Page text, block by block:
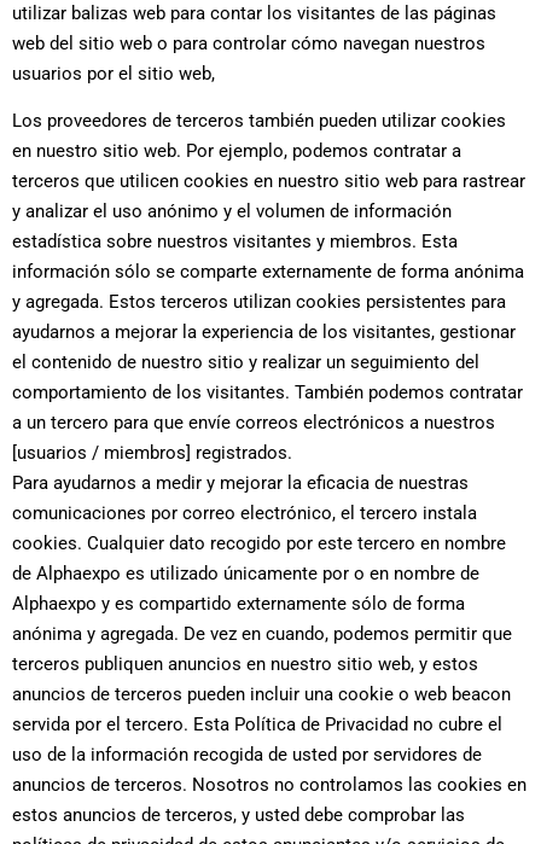
utilizar balizas web para contar los visitantes de las páginas
web del sitio web o para controlar cómo navegan nuestros
usuarios por el sitio web,
Los proveedores de terceros también pueden utilizar cookies
en nuestro sitio web. Por ejemplo, podemos contratar a
terceros que utilicen cookies en nuestro sitio web para rastrear
y analizar el uso anónimo y el volumen de información
estadística sobre nuestros visitantes y miembros. Esta
información sólo se comparte externamente de forma anónima
y agregada. Estos terceros utilizan cookies persistentes para
ayudarnos a mejorar la experiencia de los visitantes, gestionar
el contenido de nuestro sitio y realizar un seguimiento del
comportamiento de los visitantes. También podemos contratar
a un tercero para que envíe correos electrónicos a nuestros
[usuarios / miembros] registrados.
Para ayudarnos a medir y mejorar la eficacia de nuestras
comunicaciones por correo electrónico, el tercero instala
cookies. Cualquier dato recogido por este tercero en nombre
de Alphaexpo es utilizado únicamente por o en nombre de
Alphaexpo y es compartido externamente sólo de forma
anónima y agregada. De vez en cuando, podemos permitir que
terceros publiquen anuncios en nuestro sitio web, y estos
anuncios de terceros pueden incluir una cookie o web beacon
servida por el tercero. Esta Política de Privacidad no cubre el
uso de la información recogida de usted por servidores de
anuncios de terceros. Nosotros no controlamos las cookies en
estos anuncios de terceros, y usted debe comprobar las